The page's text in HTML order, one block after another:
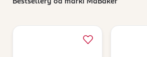
Bestsellery od marki MaBaker